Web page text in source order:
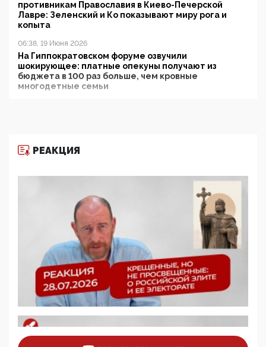
противникам Православия в Киево-Печерской
Лавре: Зеленский и Ко показывают миру рога и
копыта
06:38, 19 Июня 2026
На Гиппократовском форуме озвучили
шокирующее: платные опекуны получают из
бюджета в 100 раз больше, чем кровные
многодетные семьи
11:53, 09 Июня 2026
деятельность ИИТО ЮНЕСКО в России, но
цифроглобалисты продолжают определять
повестку в образовании
09:43, 01 Июня 2026
5G за счет здоровья граждан: Минцифры намерено
отобрать у регионов и муниципалитетов право
защищать жилые дома и социальные объекты от
05:58, 26 Мая 2026
Роскомнадзор освободили от борца с
деструктивным и опасным контентом
07:39, 25 Мая 2026
ценностей: «Новые люди» поднимают электорат
РЕАКЦИЯ